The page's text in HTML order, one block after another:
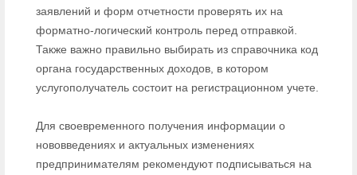
заявлений и форм отчетности проверять их на
форматно-логический контроль перед отправкой.
Также важно правильно выбирать из справочника код
органа государственных доходов, в котором
услугополучатель состоит на регистрационном учете.
Для своевременного получения информации о
нововведениях и актуальных изменениях
предпринимателям рекомендуют подписываться на